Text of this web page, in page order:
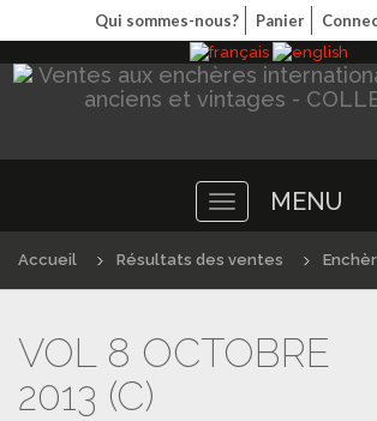
Qui sommes-nous? Panier
Toggle
navigation
MENU
Accueil Résultats des ventes
VOL 8 OCTOBRE
2013 (C)